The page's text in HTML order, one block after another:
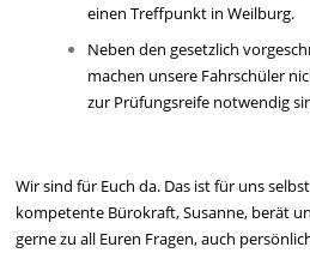
einen Treffpunkt in Weilburg.
Neben den gesetzlich
machen unsere Fahrschüler
zur Prüfungsreife notwendig
Wir sind für Euch da. Das ist für uns
kompetente Bürokraft, Susanne, berät
gerne zu all Euren Fragen, auch